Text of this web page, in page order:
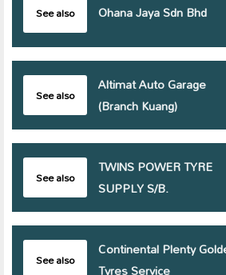
See also Ohana Jaya Sdn Bhd
See also
Altimat Auto Garage
(Branch Kuang)
See also
TWINS POWER TYRE
SUPPLY S/B.
See also
Continental Plenty